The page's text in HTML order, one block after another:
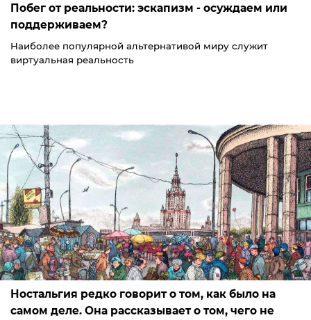
Побег от реальности: эскапизм - осуждаем или
поддерживаем?
Наиболее популярной альтернативой миру служит
виртуальная реальность
Ностальгия редко говорит о том, как было на
самом деле. Она рассказывает о том, чего не